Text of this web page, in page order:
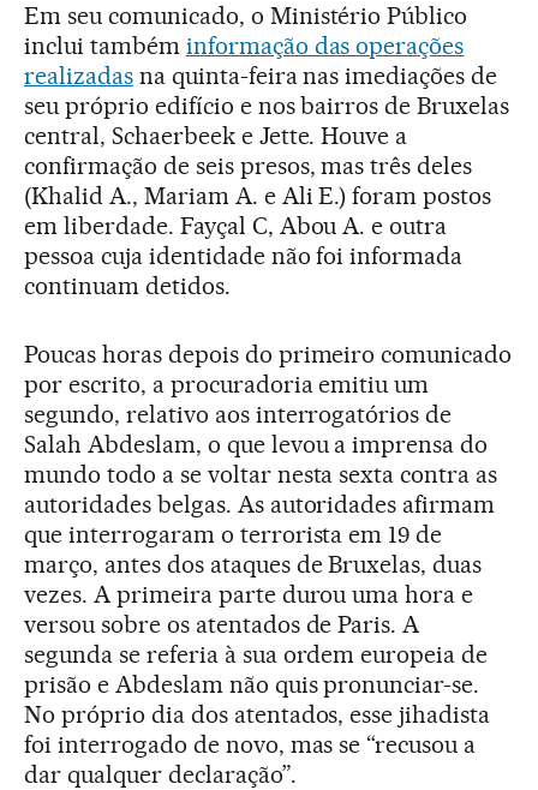
Em seu comunicado, o Ministério Público
inclui também informação das operações
realizadasna quinta-feira nas imediações de
seu próprio edifício e nos bairros de Bruxelas
central, Schaerbeek e Jette. Houve a
confirmação de seis presos, mas três deles
(Khalid A., Mariam A. e Ali E.) foram postos
em liberdade. Fayçal C, Abou A. e outra
pessoa cuja identidade não foi informada
continuam detidos.
Poucas horas depois do primeiro comunicado
por escrito, a procuradoria emitiu um
segundo, relativo aos interrogatórios de
Salah Abdeslam, o que levou a imprensa do
mundo todo a se voltar nesta sexta contra as
autoridades belgas. As autoridades afirmam
que interrogaram o terrorista em 19 de
março, antes dos ataques de Bruxelas, duas
vezes. A primeira parte durou uma hora e
versou sobre os atentados de Paris. A
segunda se referia à sua ordem europeia de
prisão e Abdeslam não quis pronunciar-se.
No próprio dia dos atentados, esse jihadista
foi interrogado de novo, mas se “recusou a
dar qualquer declaração”.